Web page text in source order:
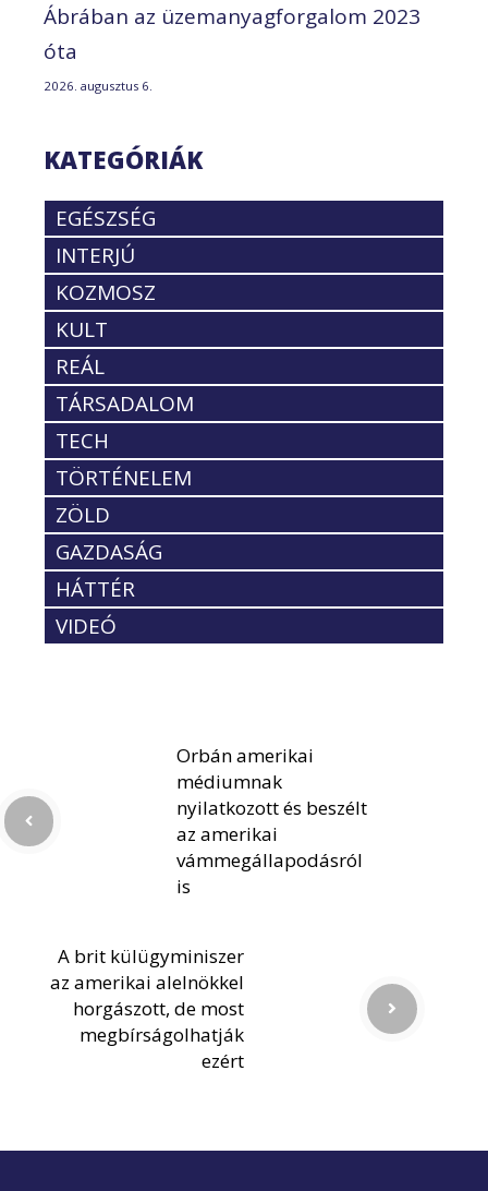
Ábrában az üzemanyagforgalom 2023
óta
2026. augusztus 6.
KATEGÓRIÁK
EGÉSZSÉG
INTERJÚ
KOZMOSZ
KULT
REÁL
TÁRSADALOM
TECH
TÖRTÉNELEM
ZÖLD
GAZDASÁG
HÁTTÉR
VIDEÓ
Orbán amerikai
médiumnak
nyilatkozott és beszélt
az amerikai
vámmegállapodásról
is
A brit külügyminiszer
az amerikai alelnökkel
horgászott, de most
megbírságolhatják
ezért